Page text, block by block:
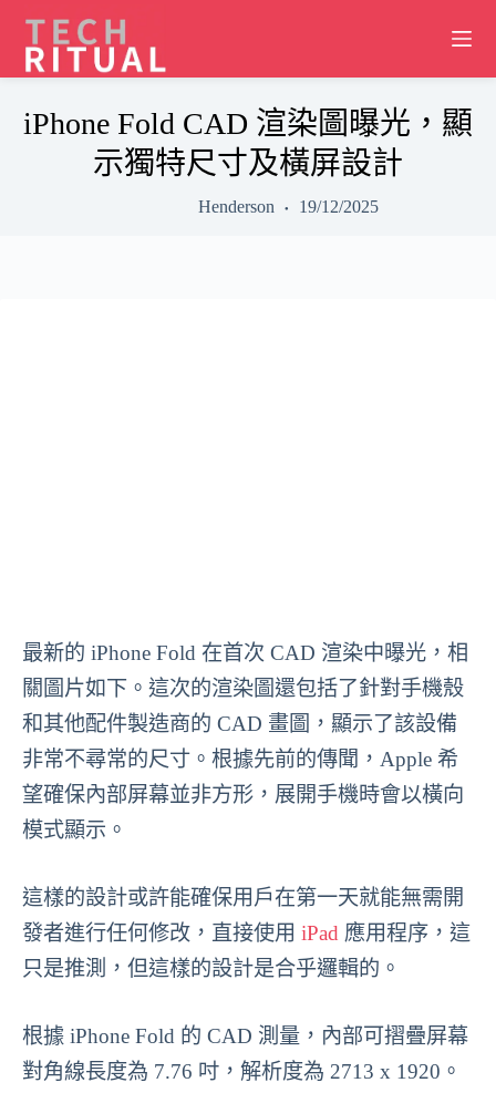
content
iPhone Fold CAD 渲染圖曝光，顯
示獨特尺寸及橫屏設計
Henderson 19/12/2025
最新的 iPhone Fold 在首次 CAD 渲染中曝光，相
關圖片如下。這次的渲染圖還包括了針對手機殼
和其他配件製造商的 CAD 畫圖，顯示了該設備
非常不尋常的尺寸。根據先前的傳聞，Apple 希
望確保內部屏幕並非方形，展開手機時會以橫向
模式顯示。
這樣的設計或許能確保用戶在第一天就能無需開
發者進行任何修改，直接使用 iPad 應用程序，這
只是推測，但這樣的設計是合乎邏輯的。
根據 iPhone Fold 的 CAD 測量，內部可摺疊屏幕
對角線長度為 7.76 吋，解析度為 2713 x 1920。